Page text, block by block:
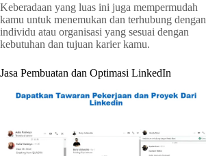
Keberadaan yang luas ini juga mempermudah
kamu untuk menemukan dan terhubung dengan
individu atau organisasi yang sesuai dengan
kebutuhan dan tujuan karier kamu.
Jasa Pembuatan dan Optimasi LinkedIn